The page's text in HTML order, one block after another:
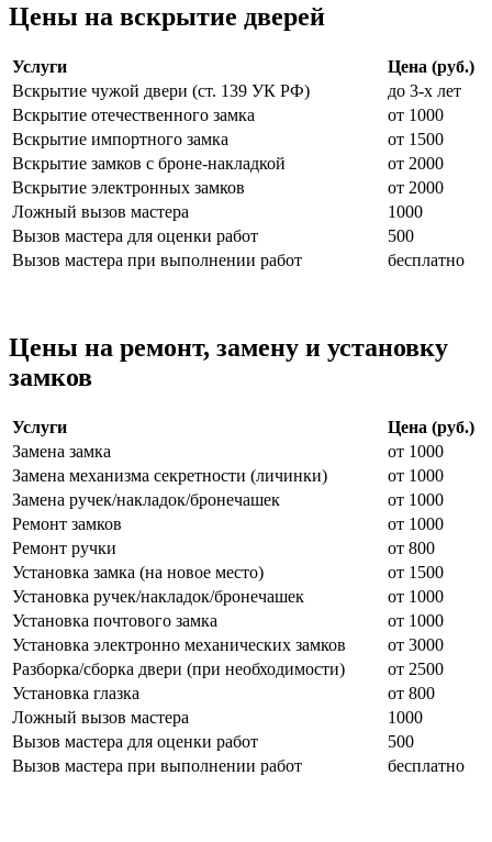
Цены на вскрытие дверей
Услуги
Цена (руб.)
Вскрытие чужой двери (ст. 139 УК РФ)
до 3-х лет
Вскрытие отечественного замка
от 1000
Вскрытие импортного замка
от 1500
Вскрытие замков с броне-накладкой
от 2000
Вскрытие электронных замков
от 2000
Ложный вызов мастера
1000
Вызов мастера для оценки работ
500
Вызов мастера при выполнении работ
бесплатно
Цены на ремонт, замену и установку
замков
Услуги
Цена (руб.)
Замена замка
от 1000
Замена механизма секретности (личинки)
от 1000
Замена ручек/накладок/бронечашек
от 1000
Ремонт замков
от 1000
Ремонт ручки
от 800
Установка замка (на новое место)
от 1500
Установка ручек/накладок/бронечашек
от 1000
Установка почтового замка
от 1000
Установка электронно механических замков
от 3000
Разборка/сборка двери (при необходимости)
от 2500
Установка глазка
от 800
Ложный вызов мастера
1000
Вызов мастера для оценки работ
500
Вызов мастера при выполнении работ
бесплатно